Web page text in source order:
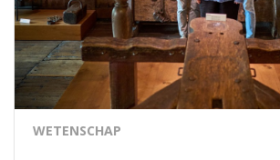
WETENSCHAP